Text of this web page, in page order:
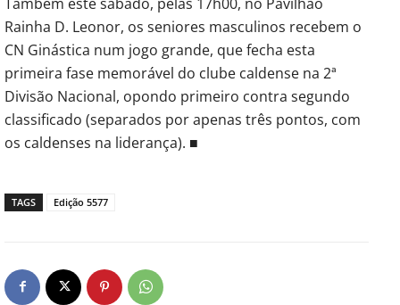
Rainha D. Leonor, os seniores masculinos recebem o
CN Ginástica num jogo grande, que fecha esta
primeira fase memorável do clube caldense na 2ª
Divisão Nacional, opondo primeiro contra segundo
classificado (separados por apenas três pontos, com
os caldenses na liderança). ■
TAGS Edição 5577